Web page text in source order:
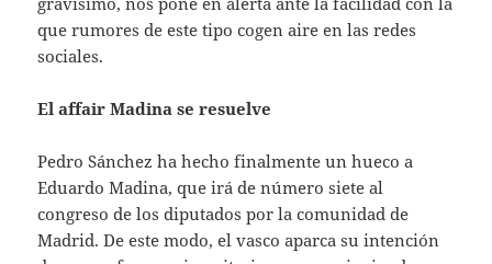
que rumores de este tipo cogen aire en las redes
sociales.
El affair Madina se resuelve
Pedro Sánchez ha hecho finalmente un hueco a
Eduardo Madina, que irá de número siete al
congreso de los diputados por la comunidad de
Madrid. De este modo, el vasco aparca su intención